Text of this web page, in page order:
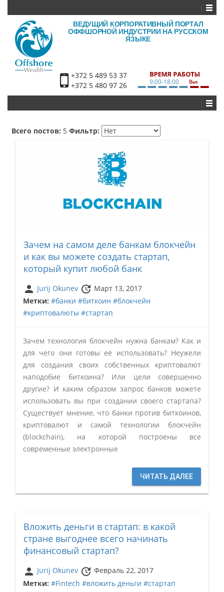
ВЕДУЩИЙ КОРПОРАТИВНЫЙ ПОРТАЛ
ОФФШОРНОЙ ИНДУСТРИИ НА РУССКОМ
ЯЗЫКЕ
+372 5 489 53 37
+372 5 480 97 26
9:00-18:00
Всего постов: 5 Фильтр:
Зачем на самом деле банкам блокчейн
и как вы можете создать стартап,
который купит любой банк
person Jurij Okunev update Март 13, 2017
Метки: #банки #биткоин #блокчейн
#криптовалюты #стартап
Зачем технология блокчейн нужна банкам? Как и
для чего они готовы её использовать? Неужели
для создания своих собственных криптовалют
наподобие биткоина? Или цели совершенно
другие? И каким образом запрос банков можете
использовать вы при создании своего стартапа?
Существует мнение, что банки против биткоинов,
криптовалют и самой технологии блокчейн
(blockchain), на которой построены все
современные электронные
ЧИТАТЬ ДАЛЕЕ
Вложить деньги в стартап: в какой
стране выгоднее всего начинать
финансовый стартап?
person Jurij Okunev update Февраль 22, 2017
Метки: #Fintech #вложить деньги #стартап